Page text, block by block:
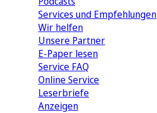
Services und Empfehlungen
Wir helfen
Unsere Partner
E-Paper lesen
Service FAQ
Online Service
Leserbriefe
Anzeigen